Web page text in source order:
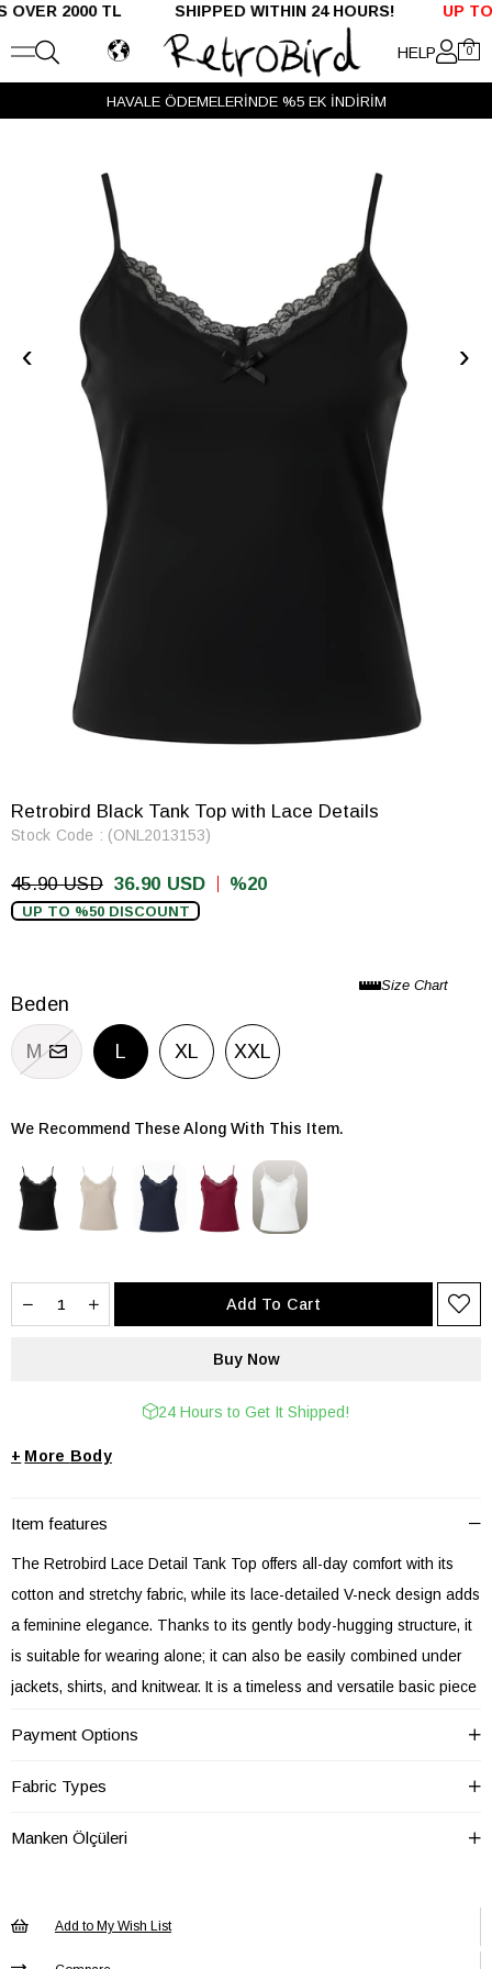
2000 TL SHIPPED WITHIN 24 HOURS! UP TO
HELP 0
HAVALE ÖDEMELERİNDE %5 EK İNDİRİM
‹ ›
Retrobird Black Tank Top with Lace Details
Stock Code (ONL2013153)
45.90 USD 36.90 USD 20
UP TO %50 DISCOUNT
Beden
M L XL XXL
We Recommend These Along With This Item.
24 Hours to Get It Shipped!
+ Body
Item features
The Retrobird Lace Detail Tank Top offers all-day comfort with its
cotton and stretchy fabric, while its lace-detailed V-neck design adds
a feminine elegance. Thanks to its gently body-hugging structure, it
is suitable for wearing alone; it can also be easily combined under
jackets, shirts, and knitwear. It is a timeless and versatile basic piece
Fabric Composition: 90% Cotton, 10% Lycra
Model Measurements: 170 cm, 50 kg – Size M
Baskı/Nakış
Tekniği
Payment Options
Fabric Types
Manken Ölçüleri
Add to My Wish List